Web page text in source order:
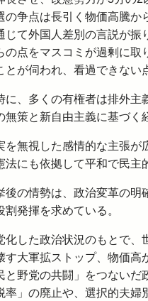
の争点は長引く物価高騰か
じて外国人差別の言説が振
の点をマスコミが過剰に
とが伺われ、看過できない
、多くの有権者は排外主
無策と新自由主義に基づく
無視した感情的な主張が
法にも依拠して平和で民主
の情勢は、政治変革の明
割発揮を求めている。
した政治状況のもとで、
す大軍拡ストップ、物価
と野党の共闘」をつない
率」の廃止や、選択的夫婦